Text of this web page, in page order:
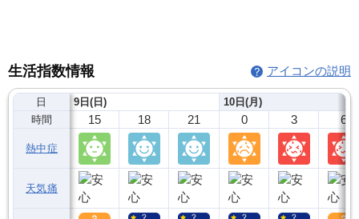
生活指数情報 アイコンの説明
日
時間
熱中症
天気痛
9日(日)
15 18 21
10日(月)
0 3 6